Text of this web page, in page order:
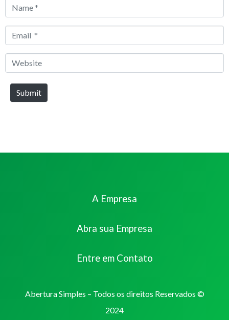
Name
Email
Website
Submit
A Empresa
Abra sua Empresa
Entre em Contato
Abertura Simples – Todos os direitos Reservados ©
2024